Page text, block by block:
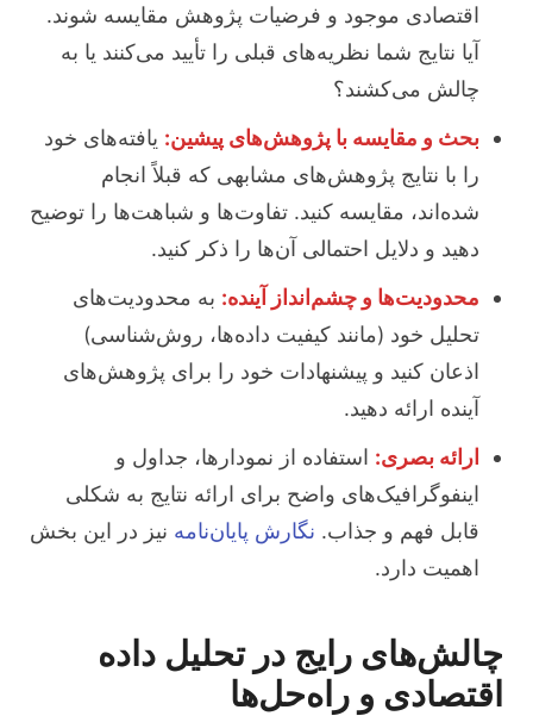
اقتصادی موجود و فرضیات پژوهش مقایسه شوند.
آیا نتایج شما نظریه‌های قبلی را تأیید می‌کنند یا به
چالش می‌کشند؟
بحث و مقایسه با پژوهش‌های پیشین: یافته‌های خود
را با نتایج پژوهش‌های مشابهی که قبلاً انجام
شده‌اند، مقایسه کنید. تفاوت‌ها و شباهت‌ها را توضیح
دهید و دلایل احتمالی آن‌ها را ذکر کنید.
محدودیت‌ها و چشم‌انداز آینده: به محدودیت‌های
تحلیل خود (مانند کیفیت داده‌ها، روش‌شناسی)
اذعان کنید و پیشنهادات خود را برای پژوهش‌های
آینده ارائه دهید.
ارائه بصری: استفاده از نمودارها، جداول و
اینفوگرافیک‌های واضح برای ارائه نتایج به شکلی
قابل فهم و جذاب. نگارش پایان‌نامه نیز در این بخش
اهمیت دارد.
چالش‌های رایج در تحلیل داده
اقتصادی و راه‌حل‌ها